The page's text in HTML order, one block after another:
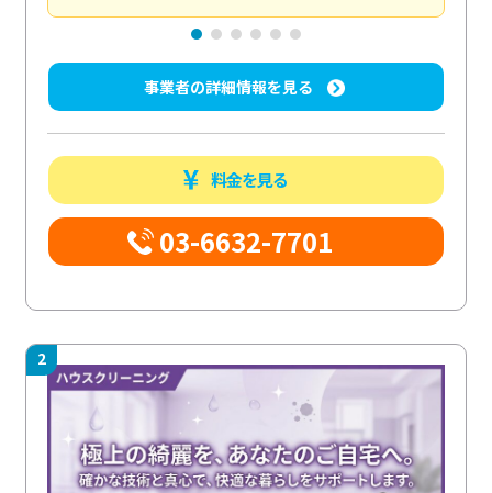
事業者の詳細情報を見る
料金を見る
03-6632-7701
2